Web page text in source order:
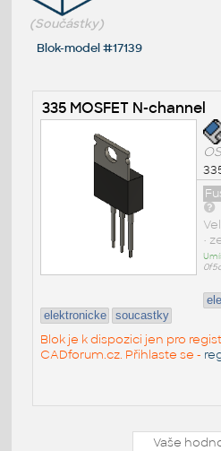
(Součástky)
Blok-model #17139
335 MOSFET N-channel
•
elektronicke
soucastky
Blok je k dispozici jen pro
CADforum.cz. Přihlaste se -
Vaše